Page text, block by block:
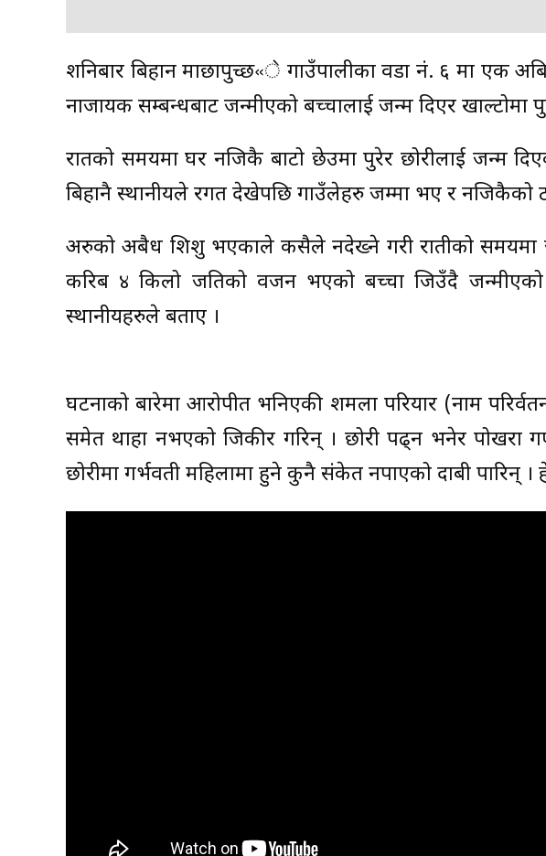
शनिबार बिहान माछापुच्छ«े गाउँपालीका वडा नं. ६ मा एक
नाजायक सम्बन्धबाट जन्मीएको बच्चालाई जन्म दिएर खाल्टोमा
रातको समयमा घर नजिकै बाटो छेउमा पुरेर छोरीलाई जन्म
बिहानै स्थानीयले रगत देखेपछि गाउँलेहरु जम्मा भए र नजिकैको
अरुको अबैध शिशु भएकाले कसैले नदेख्ने गरी रातीको समयमा
करिब ४ किलो जतिको वजन भएको बच्चा जिउँदै
स्थानीयहरुले बताए ।
घटनाको बारेमा आरोपीत भनिएकी शर्मिला परियार (नाम
समेत थाहा नभएको जिकीर गरिन् । छोरी पढ्न भनेर पोखरा
छोरीमा गर्भवती महिलामा हुने कुनै संकेत नपाएको दाबी पारिन् ।